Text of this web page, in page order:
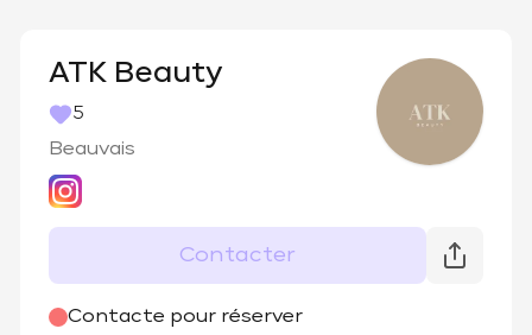
ATK Beauty
5
Beauvais
Contacter
Contacte pour réserver
@atkbeauty__